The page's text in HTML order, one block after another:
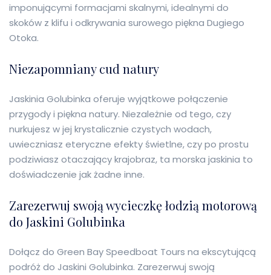
imponującymi formacjami skalnymi, idealnymi do
skoków z klifu i odkrywania surowego piękna Dugiego
Otoka.
Niezapomniany cud natury
Jaskinia Golubinka oferuje wyjątkowe połączenie
przygody i piękna natury. Niezależnie od tego, czy
nurkujesz w jej krystalicznie czystych wodach,
uwieczniasz eteryczne efekty świetlne, czy po prostu
podziwiasz otaczający krajobraz, ta morska jaskinia to
doświadczenie jak żadne inne.
Zarezerwuj swoją wycieczkę łodzią motorową
do Jaskini Golubinka
Dołącz do Green Bay Speedboat Tours na ekscytującą
podróż do Jaskini Golubinka. Zarezerwuj swoją